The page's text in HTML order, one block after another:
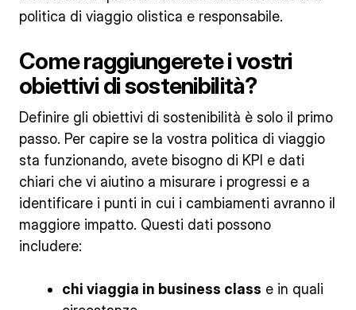
politica di viaggio olistica e responsabile.
Come raggiungerete i vostri
obiettivi di sostenibilità?
Definire gli obiettivi di sostenibilità è solo il primo
passo. Per capire se la vostra politica di viaggio
sta funzionando, avete bisogno di KPI e dati
chiari che vi aiutino a misurare i progressi e a
identificare i punti in cui i cambiamenti avranno il
maggiore impatto. Questi dati possono
includere:
chi viaggia in business class e in quali